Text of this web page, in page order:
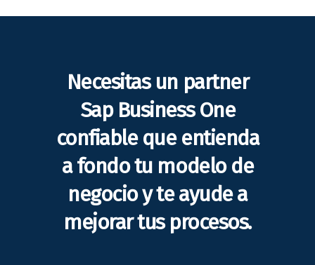
Necesitas un partner
Sap Business One
confiable que entienda
a fondo tu modelo de
negocio y te ayude a
mejorar tus procesos.